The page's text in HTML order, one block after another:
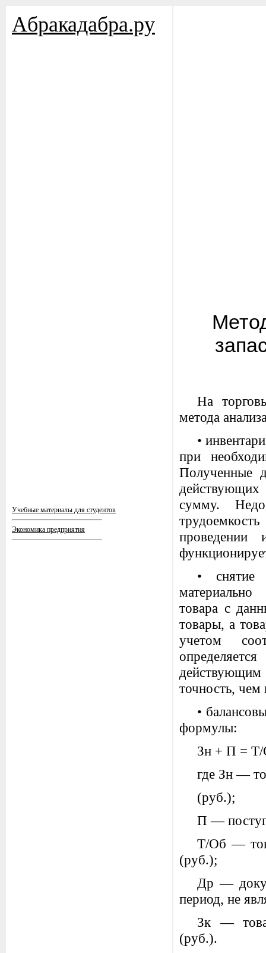
Aбракадабра.py
Учебные материалы для студентов
Экономика предприятия
На
метода
•
при
Полученные
сумму.
проведении
• снятие
товара с
товары, а
учетом
точность, чем
•
формулы:
Зн + П =
где Зн —
(руб.);
П —
Т/Об —
(руб.);
Др —
период, не
Зк —
(руб.).